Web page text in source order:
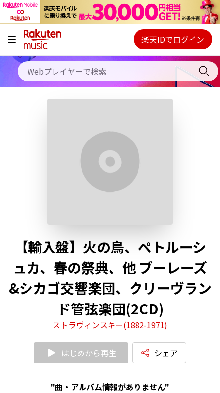
キャンペーン
料金プラン
使い方
Webプレイヤー
ご契約内容の確認・変更
楽天IDでログイン
【輸入盤】火の鳥、ペトルーシ
ュカ、春の祭典、他 ブーレーズ
&シカゴ交響楽団、クリーヴラン
ド管弦楽団(2CD)
ストラヴィンスキー(1882-1971)
はじめから再生 シェア
"曲・アルバム情報がありません"